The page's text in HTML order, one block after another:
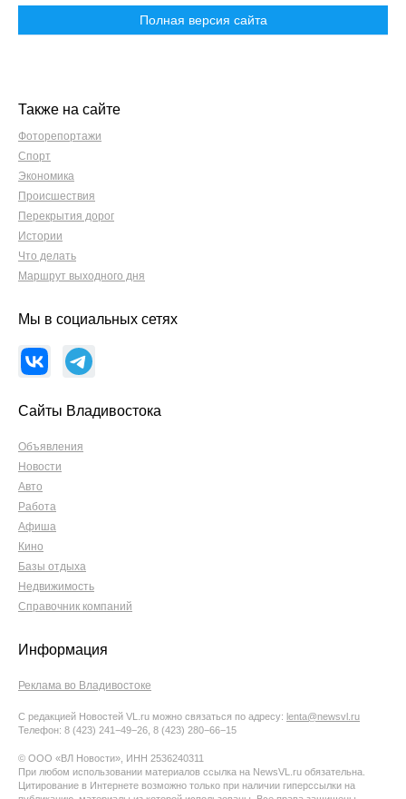
Полная версия сайта
Также на сайте
Фоторепортажи
Спорт
Экономика
Происшествия
Перекрытия дорог
Истории
Что делать
Маршрут выходного дня
Мы в социальных сетях
Сайты Владивостока
Объявления
Новости
Авто
Работа
Афиша
Кино
Базы отдыха
Недвижимость
Справочник компаний
Информация
Реклама во Владивостоке
С редакцией Новостей VL.ru можно связаться по адресу: lenta@newsvl.ru
Телефон: 8 (423) 241−49−26, 8 (423) 280−66−15
© ООО «ВЛ Новости», ИНН 2536240311
При любом использовании материалов ссылка на NewsVL.ru обязательна.
Цитирование в Интернете возможно только при наличии гиперссылки на